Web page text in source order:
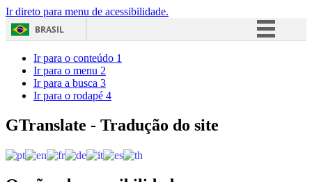
Ir direto para menu de acessibilidade.
BRASIL
Acesso à informação
Ir para o conteúdo 1
Ir para o menu 2
Ir para a busca 3
Ir para o rodapé 4
GTranslate - Tradução do site